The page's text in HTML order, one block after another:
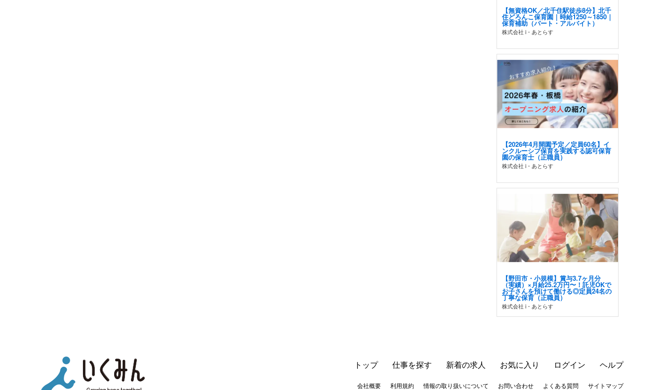
【無資格OK／北千住駅徒歩8分】北千
住どろんこ保育園｜時給1250～1850｜
保育補助（パート・アルバイト）
株式会社 i・あとらす
【2026年4月開園予定／定員60名】イ
ンクルーシブ保育を実践する認可保育
園の保育士（正職員）
株式会社 i・あとらす
【野田市・小規模】賞与3.7ヶ月分
（実績）×月給25.2万円〜！託児OKで
お子さんを預けて働ける◎定員24名の
丁寧な保育（正職員）
株式会社 i・あとらす
トップ 仕事を探す 新着の求人 お気に入り ログイン ヘルプ
会社概要 利用規約 情報の取り扱いについて お問い合わせ よくある質問 サイトマップ